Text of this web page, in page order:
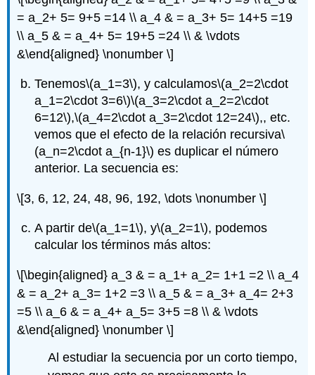
= a_2+ 5= 9+5 =14 \\ a_4 & = a_3+ 5= 14+5 =19
\\ a_5 & = a_4+ 5= 19+5 =24 \\ & \vdots
&\end{aligned} \nonumber \]
Tenemos\(a_1=3\), y calculamos\(a_2=2\cdot
a_1=2\cdot 3=6\)\(a_3=2\cdot a_2=2\cdot
6=12\),\(a_4=2\cdot a_3=2\cdot 12=24\),, etc.
vemos que el efecto de la relación recursiva\
(a_n=2\cdot a_{n-1}\) es duplicar el número
anterior. La secuencia es:
\[3, 6, 12, 24, 48, 96, 192, \dots \nonumber \]
A partir de\(a_1=1\), y\(a_2=1\), podemos
calcular los términos más altos:
\[\begin{aligned} a_3 & = a_1+ a_2= 1+1 =2 \\ a_4
& = a_2+ a_3= 1+2 =3 \\ a_5 & = a_3+ a_4= 2+3
=5 \\ a_6 & = a_4+ a_5= 3+5 =8 \\ & \vdots
&\end{aligned} \nonumber \]
Al estudiar la secuencia por un corto tiempo,